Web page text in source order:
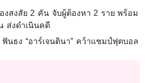
งสงสัย 2 คัน จับผู้ต้องหา 2 ราย พร้อม
ส่งดำเนินคดี
ฟันธง “อาร์เจนตินา” คว้าแชมป์ฟุตบอล